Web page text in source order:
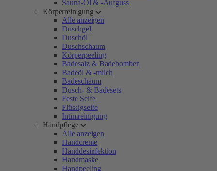
Sauna-Öl & -Aufguss
Körperreinigung
Alle anzeigen
Duschgel
Duschöl
Duschschaum
Körperpeeling
Badesalz & Badebomben
Badeöl & -milch
Badeschaum
Dusch- & Badesets
Feste Seife
Flüssigseife
Intimreinigung
Handpflege
Alle anzeigen
Handcreme
Handdesinfektion
Handmaske
Handpeeling